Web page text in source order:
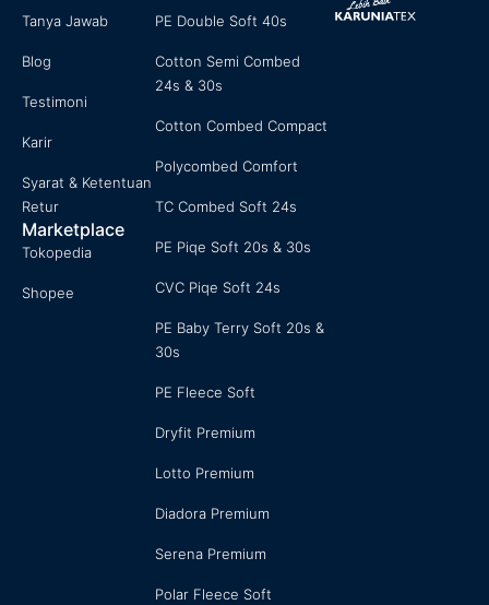
Tanya Jawab
Blog
Testimoni
Karir
Syarat & Ketentuan
Retur
Marketplace
Tokopedia
Shopee
PE Double Soft 40s
Cotton Semi Combed
24s & 30s
Cotton Combed Compact
Polycombed Comfort
TC Combed Soft 24s
PE Piqe Soft 20s & 30s
CVC Piqe Soft 24s
PE Baby Terry Soft 20s &
30s
PE Fleece Soft
Dryfit Premium
Lotto Premium
Diadora Premium
Serena Premium
Polar Fleece Soft